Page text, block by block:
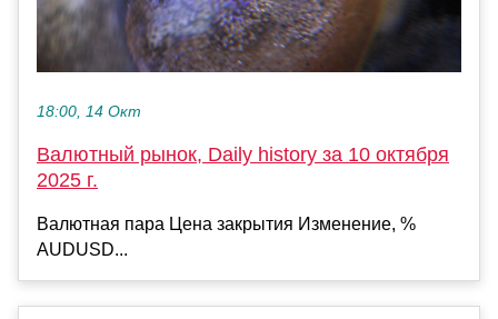
18:00, 14 Окт
Валютный рынок, Daily history за 10 октября
2025 г.
Валютная пара Цена закрытия Изменение, %
AUDUSD...